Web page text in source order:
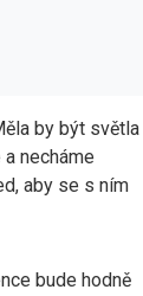
by být světla
necháme
aby se s ním
bude hodně